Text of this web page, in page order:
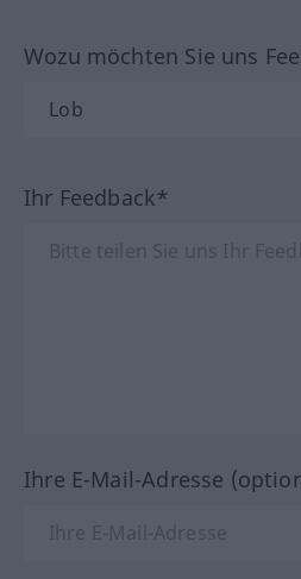
Wozu möchten Sie uns
Ihr Feedback*
Ihre E-Mail-Adresse